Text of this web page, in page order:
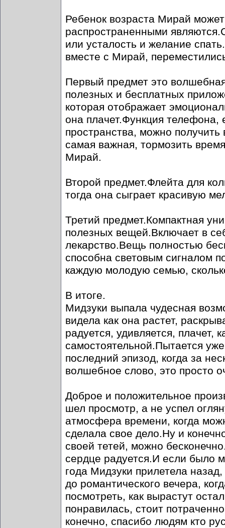
Ребенок возраста Мирай
распространенными
или усталость и желание
вместе с Мирай,
Первый предмет это
полезных и бесплатных
которая отображает
она плачет.Функция телефона,
пространства, можно
самая важная, тормозить
Мирай.
Второй предмет.Флейта для
тогда она сыграет красивую
Третий предмет.Компактная
полезных вещей.Включает в
лекарство.Вещь полностью
способна световым сигналом
каждую молодую семью,
В итоге.
Мидзуки выпала чудесная
видела как она растет,
радуется, удивляется, плачет,
самостоятельной.Пытается
последний эпизод, когда за
волшебное слово, это просто
Доброе и положительное
шел просмотр, а не успел
атмосфера времени, когда
сделала свое дело.Ну и
своей тетей, можно
сердце радуется.И если было
года Мидзуки прилетела
до романтического вечера,
посмотреть, как вырастут
понравилась, стоит
конечно, спасибо людям кто